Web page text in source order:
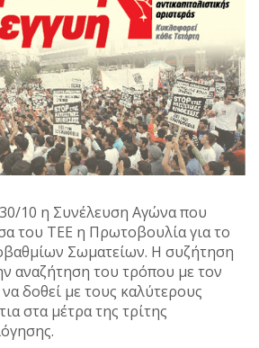
10 η Συνέλευση Αγώνα που
του ΤΕΕ η Πρωτοβουλία για το
Σωματείων. Η συζήτηση
αναζήτηση του τρόπου με τον
δοθεί με τους καλύτερους
στα μέτρα της τρίτης